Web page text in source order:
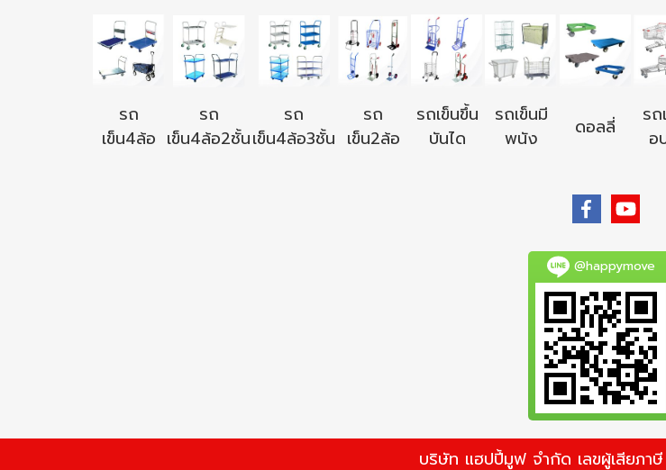
รถ
เข็น4ล้อ
รถ
เข็น4ล้อ2ชั้น
รถ
เข็น4ล้อ3ชั้น
รถ
เข็น2ล้อ
รถเข็นขึ้น
บันได
รถเข็นมี
พนัง
ดอลลี่
รถ
อ
@happymove
บริษัท แฮปปี้มูฟ จำกัด เลขผู้เสียภา